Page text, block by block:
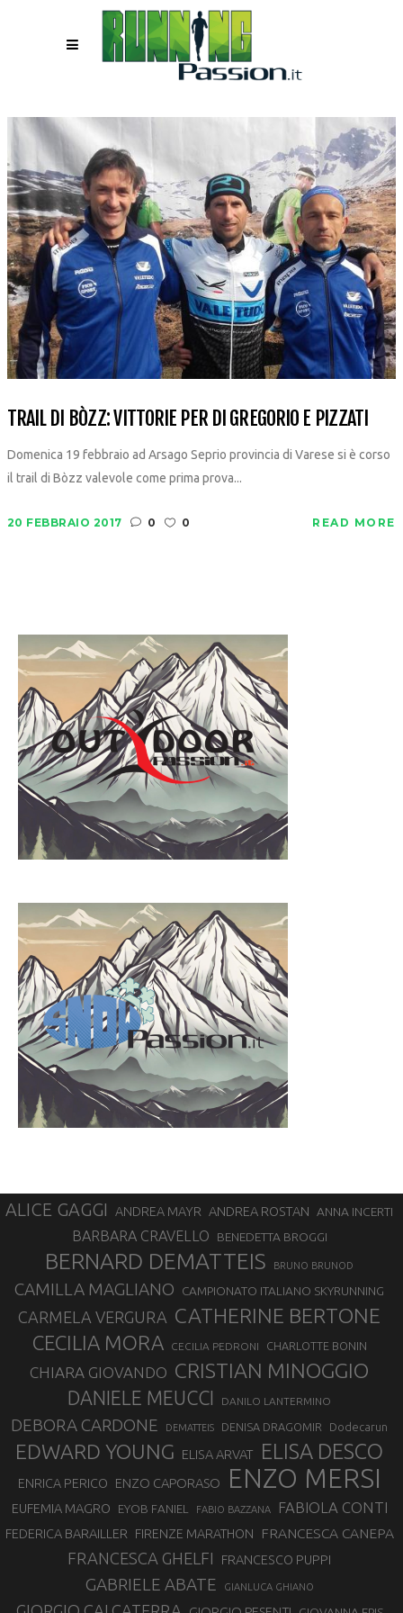
TRAIL DI BÒZZ: VITTORIE PER DI GREGORIO E PIZZATI
Domenica 19 febbraio ad Arsago Seprio provincia di Varese si è corso
il trail di Bòzz valevole come prima prova...
20 FEBBRAIO 2017 0 0 READ MORE
ALICE GAGGI ANDREA MAYR ANDREA ROSTAN ANNA INCERTI
BARBARA CRAVELLO BENEDETTA BROGGI
BERNARD DEMATTEIS BRUNO BRUNOD
CAMILLA MAGLIANO CAMPIONATO ITALIANO SKYRUNNING
CARMELA VERGURA CATHERINE BERTONE
CECILIA MORA CECILIA PEDRONI CHARLOTTE BONIN
CHIARA GIOVANDO CRISTIAN MINOGGIO
DANIELE MEUCCI DANILO LANTERMINO
DEBORA CARDONE DEMATTEIS DENISA DRAGOMIR Dodecarun
EDWARD YOUNG ELISA ARVAT ELISA DESCO
ENRICA PERICO ENZO CAPORASO ENZO MERSI
EUFEMIA MAGRO EYOB FANIEL FABIO BAZZANA FABIOLA CONTI
FEDERICA BARAILLER FIRENZE MARATHON FRANCESCA CANEPA
FRANCESCA GHELFI FRANCESCO PUPPI
GABRIELE ABATE GIANLUCA GHIANO